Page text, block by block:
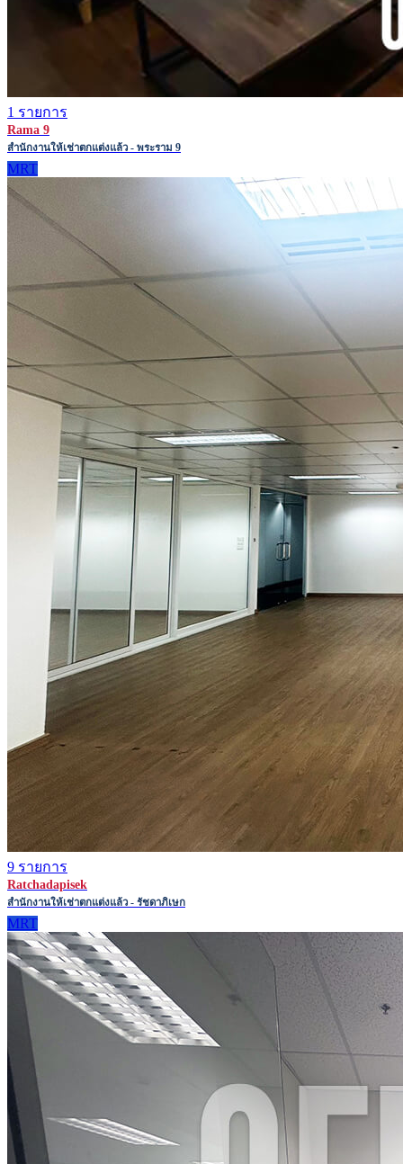
1 รายการ
Rama 9
สำนักงานให้เช่าตกแต่งแล้ว - พระราม 9
MRT
9 รายการ
Ratchadapisek
สำนักงานให้เช่าตกแต่งแล้ว - รัชดาภิเษก
MRT